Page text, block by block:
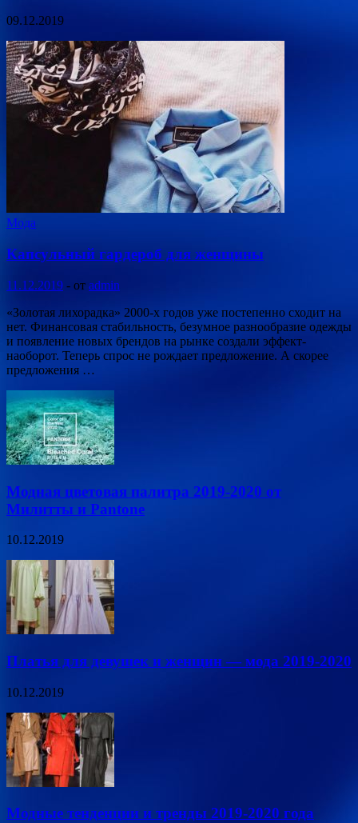
09.12.2019
Мода
Капсульный гардероб для женщины
11.12.2019 - от admin
«Золотая лихорадка» 2000-х годов уже постепенно сходит на
нет. Финансовая стабильность, безумное разнообразие одежды
и появление новых брендов на рынке создали эффект-
наоборот. Теперь спрос не рождает предложение. А скорее
предложения …
Модная цветовая палитра 2019-2020 от
Милитты и Pantone
10.12.2019
Платья для девушек и женщин — мода 2019-2020
10.12.2019
Модные тенденции и тренды 2019-2020 года